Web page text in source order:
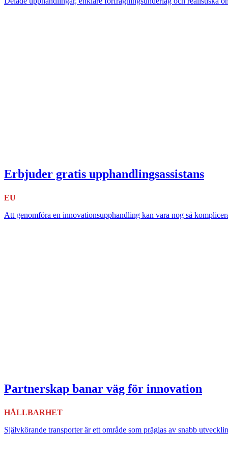
Erbjuder gratis upphandlingsassistans
EU
Att genomföra en innovationsupphandling kan vara nog så
Partnerskap banar väg för innovation
HÅLLBARHET
Självkörande transporter är ett område som präglas av snabb